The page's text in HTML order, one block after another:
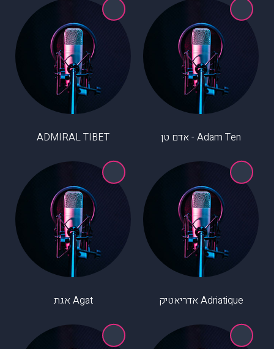
Adam Ten - אדם טן ADMIRAL TIBET
Adriatique אדריאטיק Agat אגת